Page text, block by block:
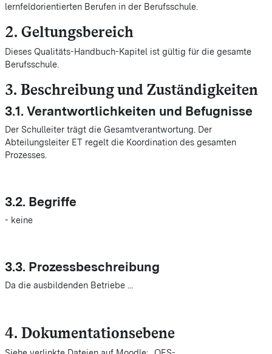
lernfeldorientierten Berufen in der Berufsschule.
2. Geltungsbereich
Dieses Qualitäts-Handbuch-Kapitel ist gültig für die gesamte
Berufsschule.
3. Beschreibung und Zuständigkeiten
3.1. Verantwortlichkeiten und Befugnisse
Der Schulleiter trägt die Gesamtverantwortung. Der
Abteilungsleiter ET regelt die Koordination des gesamten
Prozesses.
3.2. Begriffe
- keine
3.3. Prozessbeschreibung
Da die ausbildenden Betriebe ...
4. Dokumentationsebene